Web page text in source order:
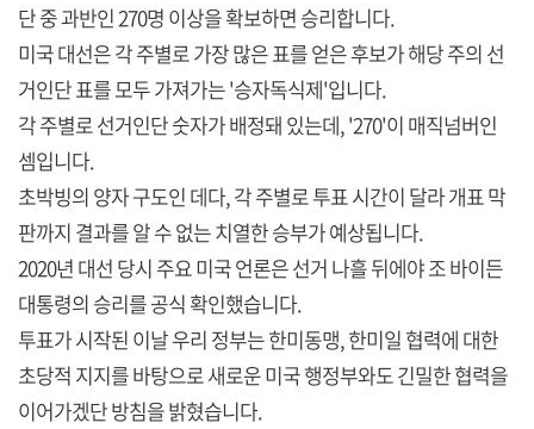
단 중 과반인 270명 이상을 확보하면 승리합니다.
미국 대선은 각 주별로 가장 많은 표를 얻은 후보가 해당 주의 선
거인단 표를 모두 가져가는 '승자독식제'입니다.
각 주별로 선거인단 숫자가 배정돼 있는데, '270'이 매직넘버인
셈입니다.
초박빙의 양자 구도인 데다, 각 주별로 투표 시간이 달라 개표 막
판까지 결과를 알 수 없는 치열한 승부가 예상됩니다.
2020년 대선 당시 주요 미국 언론은 선거 나흘 뒤에야 조 바이든
대통령의 승리를 공식 확인했습니다.
투표가 시작된 이날 우리 정부는 한미동맹, 한미일 협력에 대한
초당적 지지를 바탕으로 새로운 미국 행정부와도 긴밀한 협력을
이어가겠단 방침을 밝혔습니다.